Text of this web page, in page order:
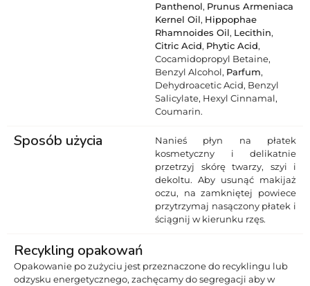
Panthenol, Prunus Armeniaca
Kernel Oil, Hippophae
Rhamnoides Oil, Lecithin,
Citric Acid, Phytic Acid,
Cocamidopropyl Betaine,
Benzyl Alcohol, Parfum,
Dehydroacetic Acid, Benzyl
Salicylate, Hexyl Cinnamal,
Coumarin.
Sposób użycia
Nanieś płyn na płatek
kosmetyczny i delikatnie
przetrzyj skórę twarzy, szyi i
dekoltu. Aby usunąć makijaż
oczu, na zamkniętej powiece
przytrzymaj nasączony płatek i
ściągnij w kierunku rzęs.
Recykling opakowań
Opakowanie po zużyciu jest przeznaczone do recyklingu lub
odzysku energetycznego, zachęcamy do segregacji aby w